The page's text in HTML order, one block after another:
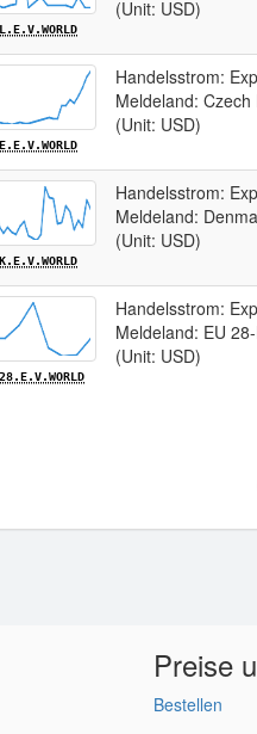
(Unit: USD)
Handelsstrom:
Meldeland: Czech
(Unit: USD)
Handelsstrom:
Meldeland:
(Unit: USD)
Handelsstrom:
Meldeland: EU
(Unit: USD)
Preise
Bestellen